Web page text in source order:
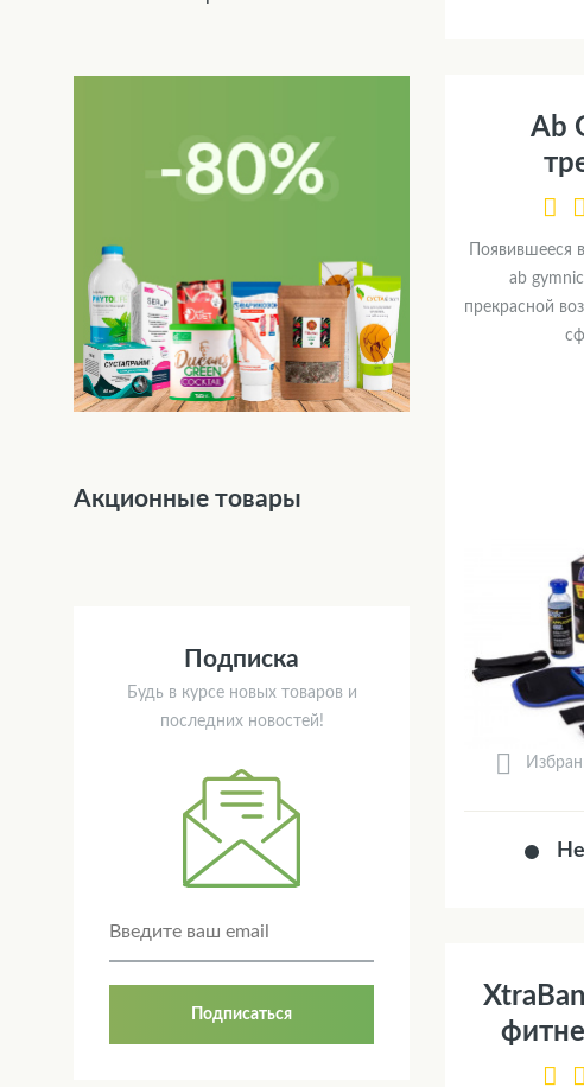
Ab
Появившееся
ab
прекрасной
Акционные товары
Подписка
Будь в курсе новых товаров и
последних новостей!
Подписаться